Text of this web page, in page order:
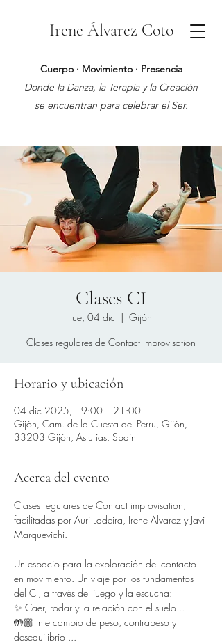
Irene Álvarez Coto
Cuerpo · Movimiento · Presencia
Donde la Danza, la Terapia y la Creación
se encuentran para celebrar el Ser.
Clases CI
jue, 04 dic
  |
Gijón
Clases regulares de Contact Improvisation
Horario y ubicación
04 dic 2025, 19:00 – 21:00
Gijón, Cam. de la Cuesta del Perru, Gijón,
33203 Gijón, Asturias, Spain
Acerca del evento
Clases regulares de Contact improvisation,
facilitadas por Auri Ladeira, Irene Alvarez y Javi
Marquevichi.
Un espacio para la exploración del contacto
en movimiento. Un viaje por los fundamentos
del CI, a través del juego y la escucha:
✨ Caer, rodar y la relación con el suelo...
🤲🏼 Intercambio de peso, contrapeso y
desequilibrio ...